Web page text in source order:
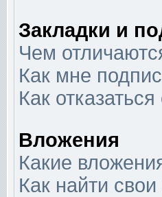
Закладки и
Чем
Как мне
Как
Вложения
Какие
Как найти